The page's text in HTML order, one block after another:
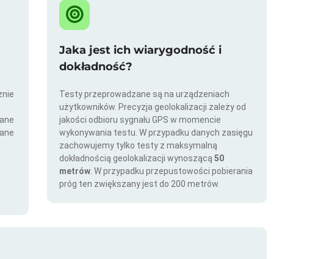
Jaka jest ich wiarygodność i
dokładność?
Testy przeprowadzane są na urządzeniach
użytkowników. Precyzja geolokalizacji zależy od
jakości odbioru sygnału GPS w momencie
wykonywania testu. W przypadku danych zasięgu
zachowujemy tylko testy z maksymalną
dokładnością geolokalizacji wynoszącą 50
metrów . W przypadku przepustowości pobierania
próg ten zwiększany jest do 200 metrów.